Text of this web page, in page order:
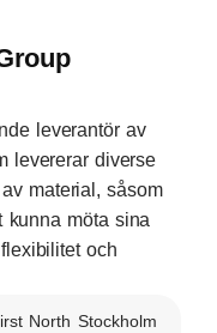
leverantör av
levererar diverse
material, såsom
kunna möta sina
och
North Stockholm